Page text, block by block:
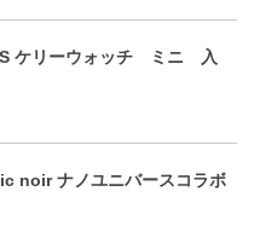
ケリーウォッチ ミニ 入
noir ナノユニバースコラボ